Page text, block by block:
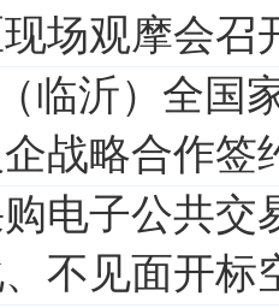
场观摩会召
临沂）全国
战略合作签
电子公共交
不见面开标